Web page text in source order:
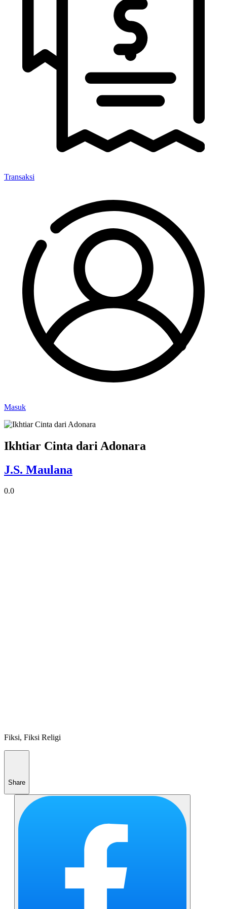
Transaksi
Masuk
Ikhtiar Cinta dari Adonara
J.S. Maulana
0.0
Fiksi, Fiksi Religi
Share